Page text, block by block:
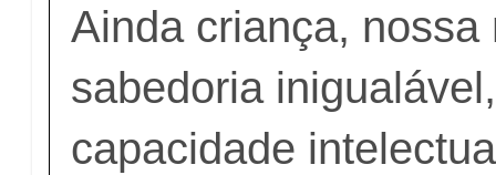
Ainda criança, nossa
sabedoria
capacidade